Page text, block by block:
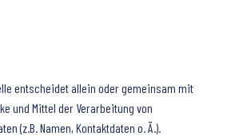
entscheidet allein oder gemeinsam mit
und Mittel der Verarbeitung von
(z.B. Namen, Kontaktdaten o. Ä.).